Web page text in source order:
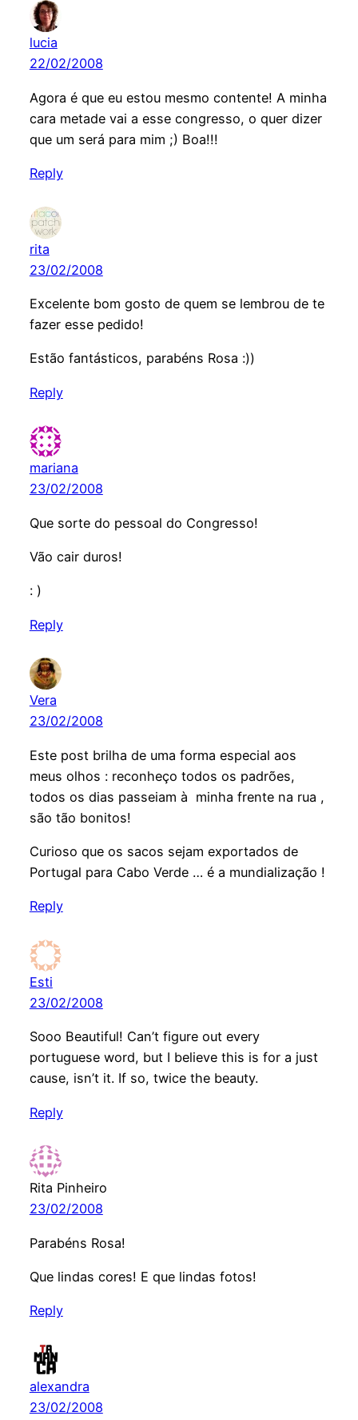
lucia
22/02/2008
Agora é que eu estou mesmo contente! A minha
cara metade vai a esse congresso, o quer dizer
que um será para mim ;) Boa!!!
Reply
rita
23/02/2008
Excelente bom gosto de quem se lembrou de te
fazer esse pedido!
Estão fantásticos, parabéns Rosa :))
Reply
mariana
23/02/2008
Que sorte do pessoal do Congresso!
Vão cair duros!
: )
Reply
Vera
23/02/2008
Este post brilha de uma forma especial aos
meus olhos : reconheço todos os padrões,
todos os dias passeiam à minha frente na rua ,
são tão bonitos!
Curioso que os sacos sejam exportados de
Portugal para Cabo Verde … é a mundialização !
Reply
Esti
23/02/2008
Sooo Beautiful! Can’t figure out every
portuguese word, but I believe this is for a just
cause, isn’t it. If so, twice the beauty.
Reply
Rita Pinheiro
23/02/2008
Parabéns Rosa!
Que lindas cores! E que lindas fotos!
Reply
alexandra
23/02/2008